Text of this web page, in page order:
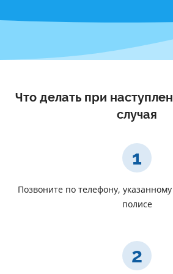
Что делать при
случая
1
Позвоните по телефону,
полисе
2